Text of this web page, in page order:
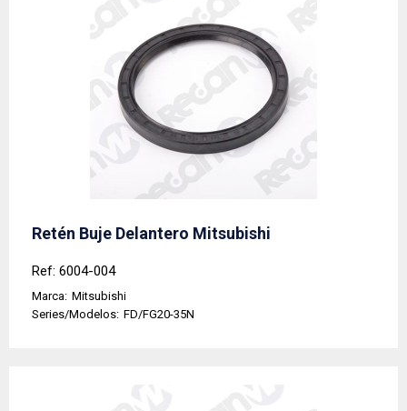
Retén Buje Delantero Mitsubishi
Ref: 6004-004
Marca: Mitsubishi
Series/Modelos: FD/FG20-35N